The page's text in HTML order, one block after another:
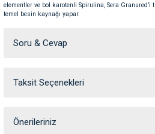
Kemikleri
elementler ve bol karotenli Spirulina, Sera Granured’i
temel besin kaynağı yapar.
Soru & Cevap
Ürün hakkında henüz soru
Taksit Seçenekleri
Önerileriniz